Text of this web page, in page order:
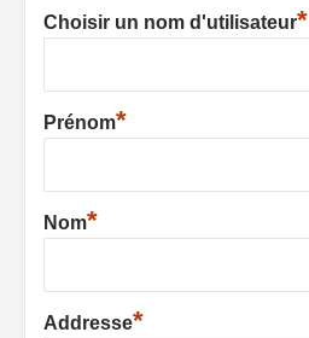
Choisir un nom d'utilisateur*
Prénom*
Nom*
Addresse*